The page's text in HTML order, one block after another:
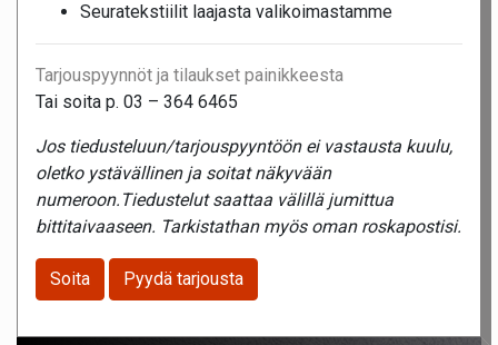
Seuratekstiilit laajasta valikoimastamme
Tarjouspyynnöt ja tilaukset painikkeesta
Tai soita p. 03 – 364 6465
Jos tiedusteluun/tarjouspyyntöön ei vastausta kuulu,
oletko ystävällinen ja soitat näkyvään
numeroon.Tiedustelut saattaa välillä jumittua
bittitaivaaseen. Tarkistathan myös oman roskapostisi.
Soita Pyydä tarjousta